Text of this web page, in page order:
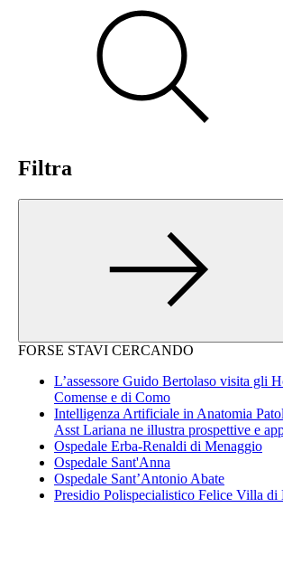
Filtra
FORSE STAVI CERCANDO
L’assessore Guido Bertolaso visita gli
Comense e di Como
Intelligenza Artificiale in Anatomia
Asst Lariana ne illustra prospettive e
Ospedale Erba-Renaldi di Menaggio
Ospedale Sant'Anna
Ospedale Sant’Antonio Abate
Presidio Polispecialistico Felice Villa di